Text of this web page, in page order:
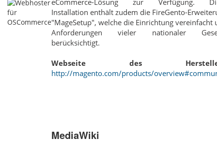
Installation enthält zudem die FireGento-
"MageSetup", welche die Einrichtung vereinfacht
Anforderungen vieler nationaler
berücksichtigt.
Webseite des
http://magento.com/products/
MediaWiki